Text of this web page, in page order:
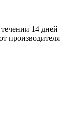
14 дней
производителя